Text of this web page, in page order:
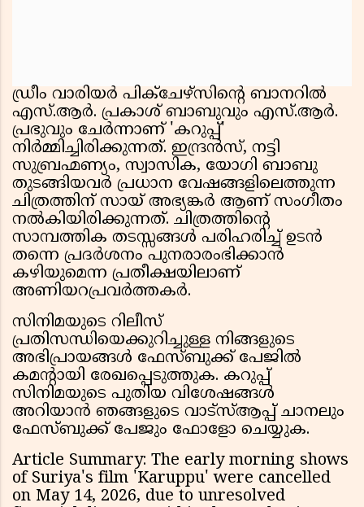
ഡ്രീം വാരിയർ പിക്ചേഴ്‌സിൻ്റെ ബാനറിൽ
എസ്.ആർ. പ്രകാശ് ബാബുവും എസ്.ആർ.
പ്രഭുവും ചേർന്നാണ് 'കറുപ്പ്'
നിർമ്മിച്ചിരിക്കുന്നത്. ഇന്ദ്രൻസ്, നട്ടി
സുബ്രഹ്മണ്യം, സ്വാസിക, യോഗി ബാബു
തുടങ്ങിയവർ പ്രധാന വേഷങ്ങളിലെത്തുന്ന
ചിത്രത്തിന് സായ് അഭ്യങ്കർ ആണ് സംഗീതം
നൽകിയിരിക്കുന്നത്. ചിത്രത്തിൻ്റെ
സാമ്പത്തിക തടസ്സങ്ങൾ പരിഹരിച്ച് ഉടൻ
തന്നെ പ്രദർശനം പുനരാരംഭിക്കാൻ
കഴിയുമെന്ന പ്രതീക്ഷയിലാണ്
അണിയറപ്രവർത്തകർ.
സിനിമയുടെ റിലീസ്
പ്രതിസന്ധിയെക്കുറിച്ചുള്ള നിങ്ങളുടെ
അഭിപ്രായങ്ങൾ ഫേസ്ബുക്ക് പേജിൽ
കമൻ്റായി രേഖപ്പെടുത്തുക. കറുപ്പ്
സിനിമയുടെ പുതിയ വിശേഷങ്ങൾ
അറിയാൻ ഞങ്ങളുടെ വാട്സ്ആപ്പ് ചാനലും
ഫേസ്ബുക്ക് പേജും ഫോളോ ചെയ്യുക.
Article Summary: The early morning shows
of Suriya's film 'Karuppu' were cancelled
on May 14, 2026, due to unresolved